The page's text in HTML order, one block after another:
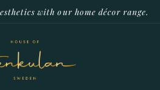
with our home décor range.